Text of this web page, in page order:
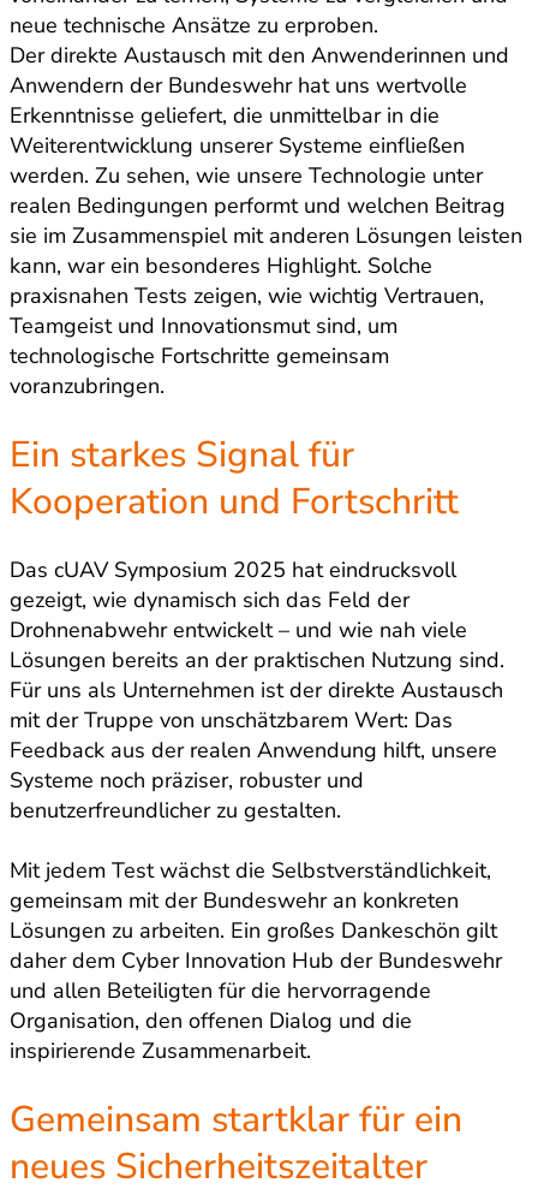
neue technische Ansätze zu erproben.
Der direkte Austausch mit den Anwenderinnen und
Anwendern der Bundeswehr hat uns wertvolle
Erkenntnisse geliefert, die unmittelbar in die
Weiterentwicklung unserer Systeme einfließen
werden. Zu sehen, wie unsere Technologie unter
realen Bedingungen performt und welchen Beitrag
sie im Zusammenspiel mit anderen Lösungen leisten
kann, war ein besonderes Highlight. Solche
praxisnahen Tests zeigen, wie wichtig Vertrauen,
Teamgeist und Innovationsmut sind, um
technologische Fortschritte gemeinsam
voranzubringen.
Ein starkes Signal für
Kooperation und Fortschritt
Das cUAV Symposium 2025 hat eindrucksvoll
gezeigt, wie dynamisch sich das Feld der
Drohnenabwehr entwickelt – und wie nah viele
Lösungen bereits an der praktischen Nutzung sind.
Für uns als Unternehmen ist der direkte Austausch
mit der Truppe von unschätzbarem Wert: Das
Feedback aus der realen Anwendung hilft, unsere
Systeme noch präziser, robuster und
benutzerfreundlicher zu gestalten.
Mit jedem Test wächst die Selbstverständlichkeit,
gemeinsam mit der Bundeswehr an konkreten
Lösungen zu arbeiten. Ein großes Dankeschön gilt
daher dem Cyber Innovation Hub der Bundeswehr
und allen Beteiligten für die hervorragende
Organisation, den offenen Dialog und die
inspirierende Zusammenarbeit.
Gemeinsam startklar für ein
neues Sicherheitszeitalter